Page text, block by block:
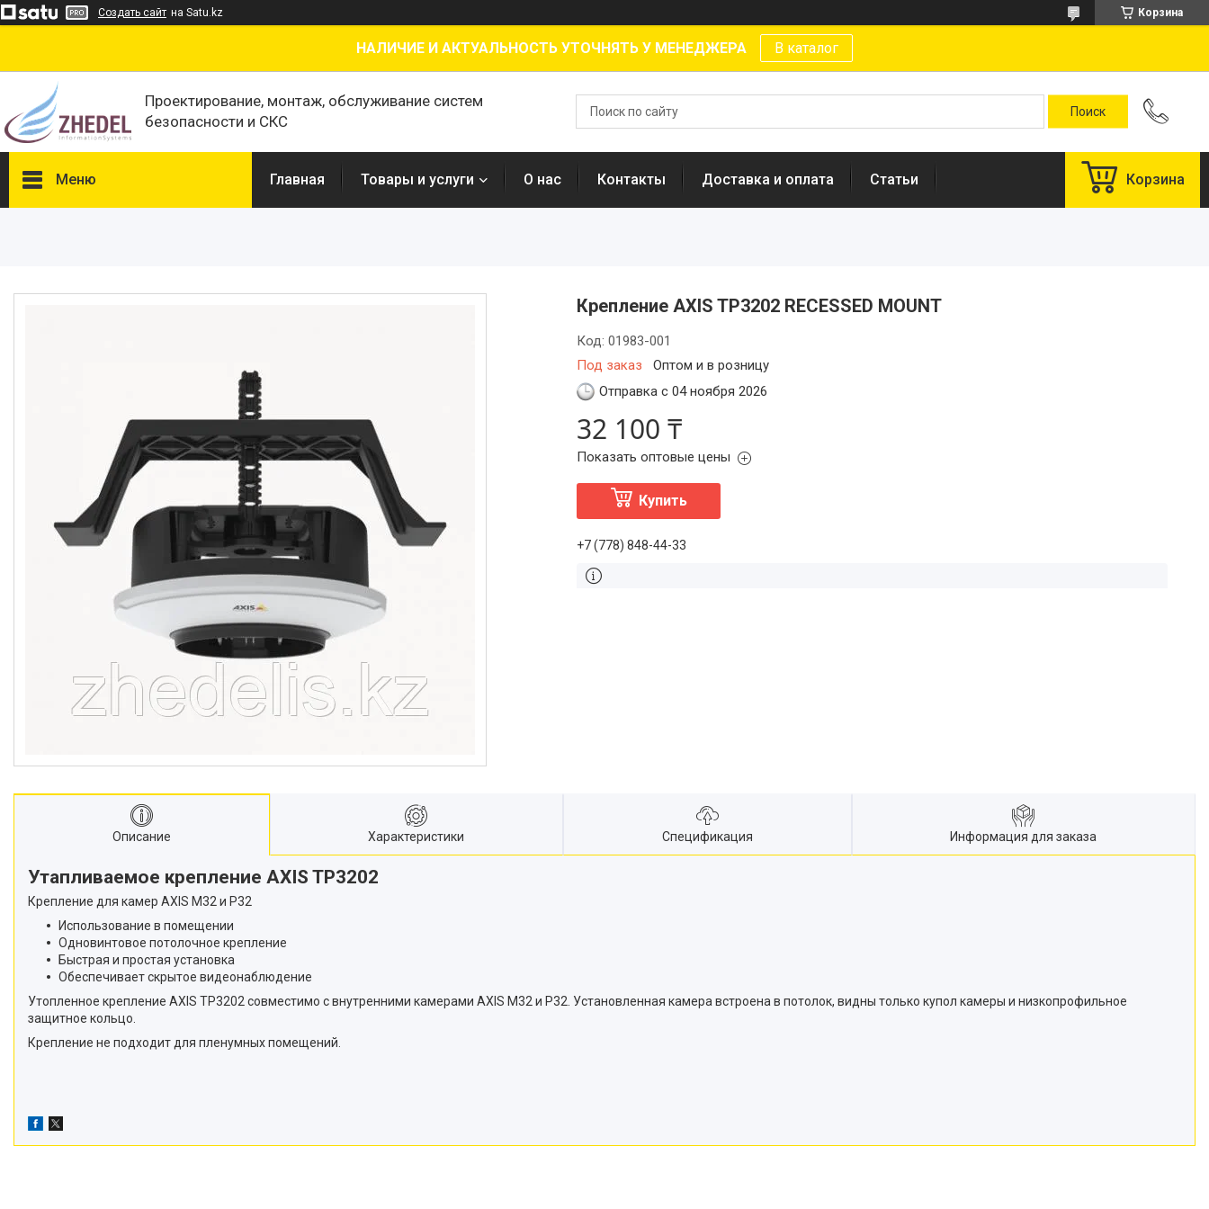
Создать сайт на Satu.kz Корзина
НАЛИЧИЕ И АКТУАЛЬНОСТЬ УТОЧНЯТЬ У МЕНЕДЖЕРА В каталог
Проектирование, монтаж, обслуживание систем
безопасности и СКС
Меню Главная Товары и услуги О нас Контакты Доставка и оплата Статьи Корзина
Крепление AXIS TP3202 RECESSED MOUNT
Под заказ Оптом и в розницу
Код:01983-001
Отправка с 04 ноября 2026
32 100 ₸
Показать оптовые цены
Купить
+7 (778) 848-44-33
Описание Характеристики Спецификация Информация для заказа
Утапливаемое крепление AXIS TP3202
Крепление для камер AXIS M32 и P32
Использование в помещении
Одновинтовое потолочное крепление
Быстрая и простая установка
Обеспечивает скрытое видеонаблюдение
Утопленное крепление AXIS TP3202 совместимо с внутренними камерами AXIS M32 и P32. Установленная камера встроена в потолок, видны только купол камеры и низкопрофильное
защитное кольцо.
Крепление не подходит для пленумных помещений.